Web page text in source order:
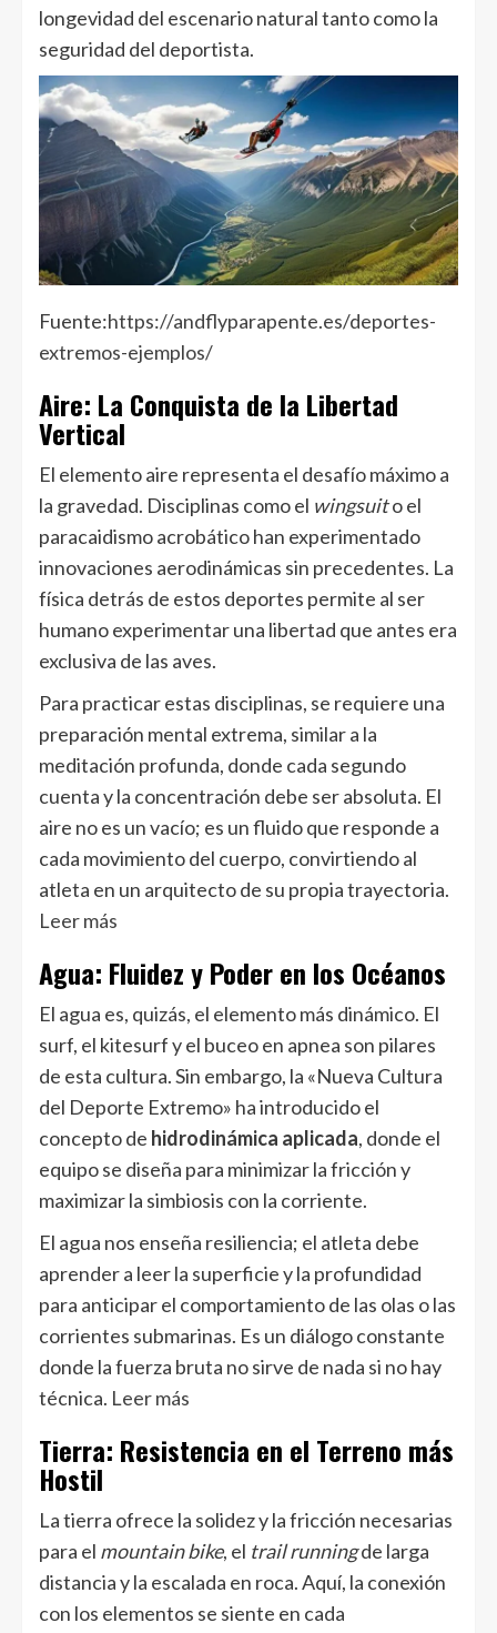
longevidad del escenario natural tanto como la
seguridad del deportista.
Fuente:https://andflyparapente.es/deportes-
extremos-ejemplos/
Aire: La Conquista de la Libertad
Vertical
El elemento aire representa el desafío máximo a
la gravedad. Disciplinas como el wingsuito el
paracaidismo acrobático han experimentado
innovaciones aerodinámicas sin precedentes. La
física detrás de estos deportes permite al ser
humano experimentar una libertad que antes era
exclusiva de las aves.
Para practicar estas disciplinas, se requiere una
preparación mental extrema, similar a la
meditación profunda, donde cada segundo
cuenta y la concentración debe ser absoluta. El
aire no es un vacío; es un fluido que responde a
cada movimiento del cuerpo, convirtiendo al
atleta en un arquitecto de su propia trayectoria.
Leer más
Agua: Fluidez y Poder en los Océanos
El agua es, quizás, el elemento más dinámico. El
surf, el kitesurf y el buceo en apnea son pilares
de esta cultura. Sin embargo, la «Nueva Cultura
del Deporte Extremo» ha introducido el
concepto de hidrodinámica aplicada, donde el
equipo se diseña para minimizar la fricción y
maximizar la simbiosis con la corriente.
El agua nos enseña resiliencia; el atleta debe
aprender a leer la superficie y la profundidad
para anticipar el comportamiento de las olas o las
corrientes submarinas. Es un diálogo constante
donde la fuerza bruta no sirve de nada si no hay
técnica. Leer más
Tierra: Resistencia en el Terreno más
Hostil
La tierra ofrece la solidez y la fricción necesarias
para el mountain bike, el trail runningde larga
distancia y la escalada en roca. Aquí, la conexión
con los elementos se siente en cada